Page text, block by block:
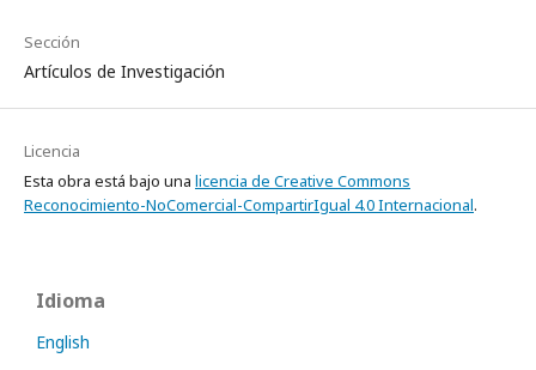
Sección
Artículos de Investigación
Licencia
Esta obra está bajo una licencia de Creative Commons
Reconocimiento-NoComercial-CompartirIgual 4.0 Internacional.
Idioma
English